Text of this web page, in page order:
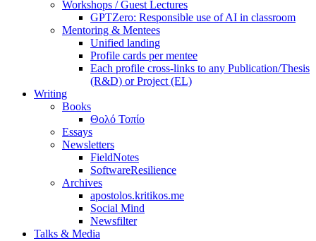
Workshops / Guest Lectures
GPTZero: Responsible use of AI in classroom
Mentoring & Mentees
Unified landing
Profile cards per mentee
Each profile cross-links to any Publication/Thesis
(R&D) or Project (EL)
Writing
Books
Θολό Τοπίο
Essays
Newsletters
FieldNotes
SoftwareResilience
Archives
apostolos.kritikos.me
Social Mind
Newsfilter
Talks & Media